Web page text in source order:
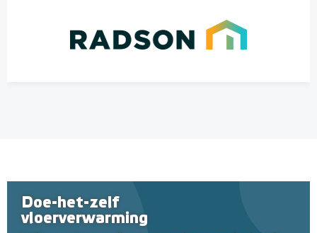
Doe-het-zelf
vloerverwarming